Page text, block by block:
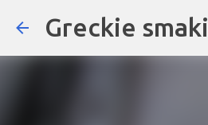
Greckie smaki